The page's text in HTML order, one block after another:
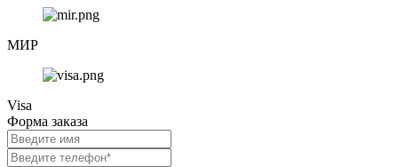
МИР
Visa
Форма заказа